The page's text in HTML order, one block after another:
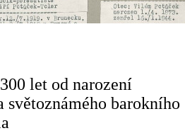
let od narození
světoznámého barokního